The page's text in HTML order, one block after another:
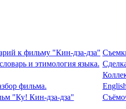
к фильму "Кин-дза-дза"
и этимология языка.
фильма.
"Ку! Кин-дза-дза"